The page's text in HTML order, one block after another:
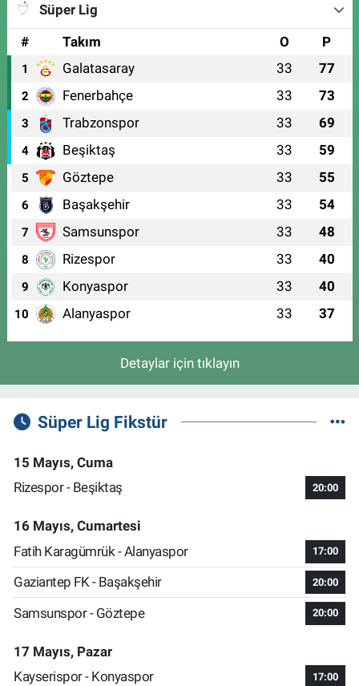
Süper Lig
#
Takım O P
1 Galatasaray 33 77
2 Fenerbahçe 33 73
3 Trabzonspor 33 69
4 Beşiktaş 33 59
5 Göztepe 33 55
6 Başakşehir 33 54
7 Samsunspor 33 48
8 Rizespor 33 40
9 Konyaspor 33 40
10 Alanyaspor 33 37
Detaylar için tıklayın
Süper Lig Fikstür
15 Mayıs, Cuma
Rizespor - Beşiktaş
20:00
16 Mayıs, Cumartesi
Fatih Karagümrük - Alanyaspor
17:00
Gaziantep FK - Başakşehir 20:00
Samsunspor - Göztepe 20:00
17 Mayıs, Pazar
Kayserispor - Konyaspor
17:00